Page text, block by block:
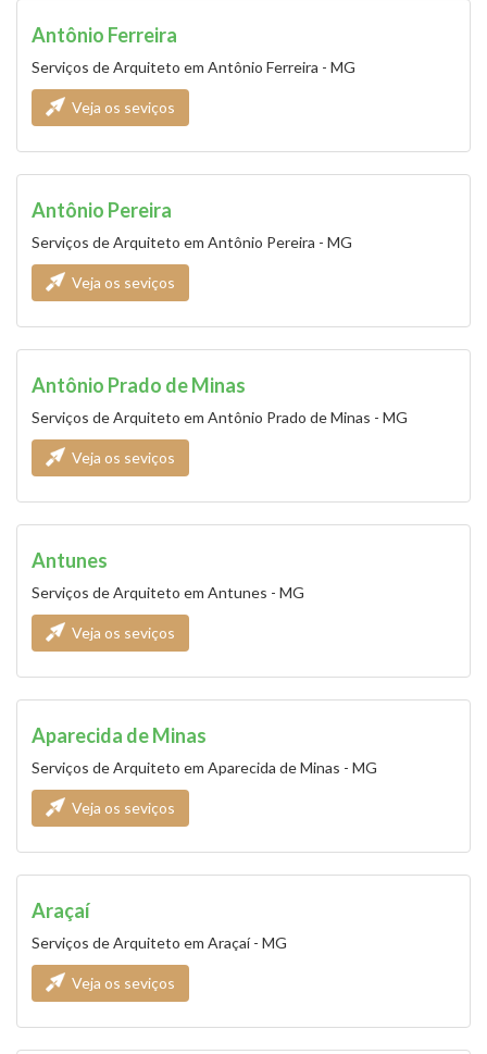
Antônio Ferreira
Serviços de Arquiteto em Antônio Ferreira - MG
Veja os seviços
Antônio Pereira
Serviços de Arquiteto em Antônio Pereira - MG
Veja os seviços
Antônio Prado de Minas
Serviços de Arquiteto em Antônio Prado de Minas - MG
Veja os seviços
Antunes
Serviços de Arquiteto em Antunes - MG
Veja os seviços
Aparecida de Minas
Serviços de Arquiteto em Aparecida de Minas - MG
Veja os seviços
Araçaí
Serviços de Arquiteto em Araçaí - MG
Veja os seviços